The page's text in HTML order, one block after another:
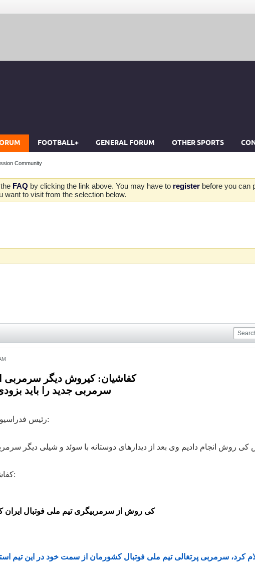
FOOTBALL+ GENERAL FORUM OTHER SPORTS
Community
FAQ by clicking the link above. You may have to register before you can
to visit from the selection below.
کفاشیان: کیروش دیگر سرمربی
سرمربی جدید را باید
رئیس فدراسیون فوتبال گفت:
کفاشیان اعلام کرد:
کی روش از سرمربیگری تیم ملی فوتبال ایران